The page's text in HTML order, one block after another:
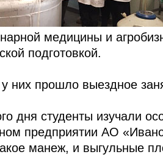
медицины и
подготовкой.
у них прошло выездное
дня студенты изучали
предприятии АО
манеж, и выгульные